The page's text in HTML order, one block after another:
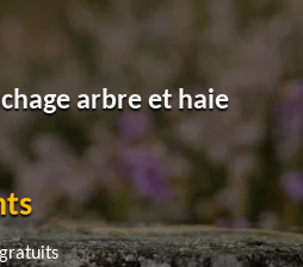
arbre et haie